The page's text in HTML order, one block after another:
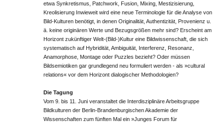
etwa Synkretismus, Patchwork, Fusion, Mixing, Mestizisierung,
Kreolisierung Inwieweit wird eine neue Terminologie für die Analyse von
Bild-Kulturen benötigt, in denen Originalität, Authentizität, Provenienz u.
ä. keine originären Werte und Bezugsgrößen mehr sind? Erscheint am
Horizont zukünftiger Welt-(Bild-)Kultur eine Bildwissenschaft, die sich
systematisch auf Hybridität, Ambiguität, Interferenz, Resonanz,
Anamorphose, Montage oder Puzzles bezieht? Oder müssen
Bildsemiotiken gar grundlegend neu formuliert werden - als »cultural
relations« vor dem Horizont dialogischer Methodologien?
Die Tagung
Vom 9. bis 11. Juni veranstaltet die Interdisziplinäre Arbeitsgruppe
Bildkulturen der Berlin-Brandenburgischen Akademie der
Wissenschaften zum fünften Mal ein »Junges Forum für